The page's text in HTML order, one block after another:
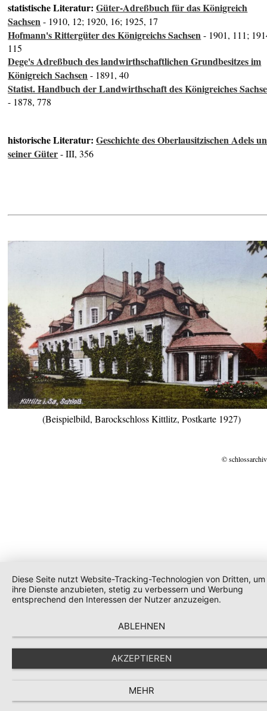
statistische Literatur:Güter-Adreßbuch für das Königreich
Sachsen- 1910, 12; 1920, 16; 1925, 17
Hofmann's Rittergüter des Königreichs Sachsen- 1901, 111;
115
Dege's Adreßbuch des landwirthschaftlichen Grundbesitzes im
Königreich Sachsen- 1891, 40
Statist. Handbuch der Landwirthschaft des Königreiches
- 1878, 778
historische Literatur:Geschichte des Oberlausitzischen Adels
seiner Güter- III, 356
(Beispielbild, Barockschloss Kittlitz, Postkarte 1927)
©
Diese Seite nutzt Website-Tracking-Technologien von Dritten, um
ihre Dienste anzubieten, stetig zu verbessern und Werbung
entsprechend den Interessen der Nutzer anzuzeigen.
ABLEHNEN
AKZEPTIEREN
MEHR